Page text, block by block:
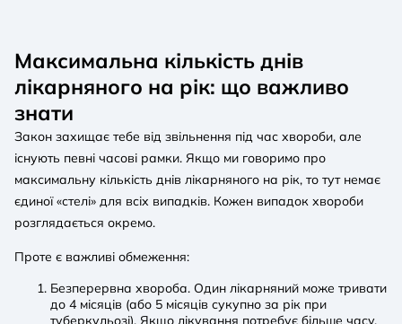
Максимальна кількість днів
лікарняного на рік: що важливо
знати
Закон захищає тебе від звільнення під час хвороби, але
існують певні часові рамки. Якщо ми говоримо про
максимальну кількість днів лікарняного на рік, то тут немає
єдиної «стелі» для всіх випадків. Кожен випадок хвороби
розглядається окремо.
Проте є важливі обмеження:
Безперервна хвороба. Один лікарняний може тривати
до 4 місяців (або 5 місяців сукупно за рік при